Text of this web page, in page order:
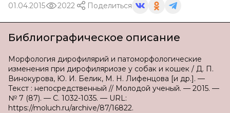
01.04.2015 2022 Поделиться
Библиографическое описание
Морфология дирофилярий и патоморфологические
изменения при дирофиляриозе у собак и кошек / Д. П.
Винокурова, Ю. И. Белик, М. Н. Лифенцова [и др.]. —
Текст : непосредственный // Молодой ученый. — 2015. —
№ 7 (87). — С. 1032-1035. — URL:
https://moluch.ru/archive/87/16822.